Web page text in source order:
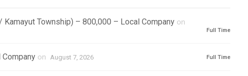
Township) – 800,000 – Local Company on
Full Time
on August 7, 2026 Full Time